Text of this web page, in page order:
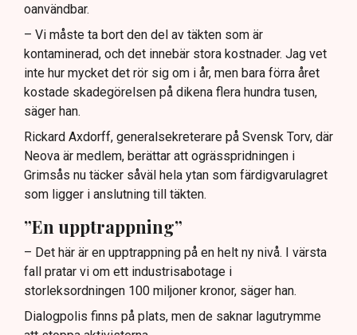
oanvändbar.
– Vi måste ta bort den del av täkten som är
kontaminerad, och det innebär stora kostnader. Jag vet
inte hur mycket det rör sig om i år, men bara förra året
kostade skadegörelsen på dikena flera hundra tusen,
säger han.
Rickard Axdorff, generalsekreterare på Svensk Torv, där
Neova är medlem, berättar att ogrässpridningen i
Grimsås nu täcker såväl hela ytan som färdigvarulagret
som ligger i anslutning till täkten.
”En upptrappning”
– Det här är en upptrappning på en helt ny nivå. I värsta
fall pratar vi om ett industrisabotage i
storleksordningen 100 miljoner kronor, säger han.
Dialogpolis finns på plats, men de saknar lagutrymme